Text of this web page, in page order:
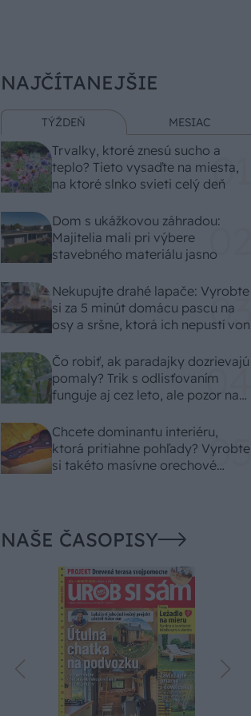
NAJČÍTANEJŠIE
TÝŽDEŇ MESIAC
Trvalky, ktoré znesú sucho a
teplo? Tieto vysaďte na miesta,
na ktoré slnko svieti celý deň
Dom s ukážkovou záhradou:
Majitelia mali pri výbere
stavebného materiálu jasno
Nekupujte drahé lapače: Vyrobte
si za 5 minút domácu pascu na
osy a sršne, ktorá ich nepustí von
Čo robiť, ak paradajky dozrievajú
pomaly? Trik s odlisťovaním
funguje aj cez leto, ale pozor na
Chcete dominantu interiéru,
ktorá pritiahne pohľady? Vyrobte
si takéto masívne orechové
NAŠE ČASOPISY